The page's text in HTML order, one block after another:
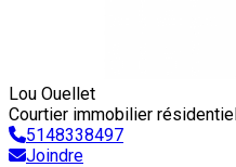
Lou Ouellet
Courtier immobilier
5148338497
Joindre